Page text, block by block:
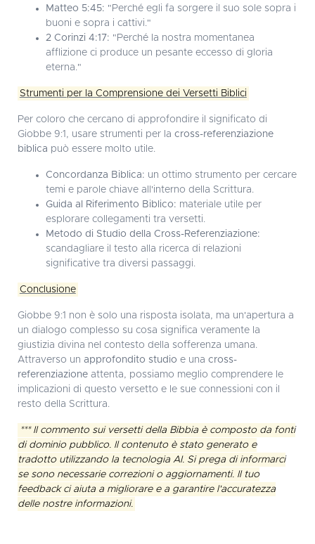
Matteo 5:45: "Perché egli fa sorgere il suo sole sopra i
buoni e sopra i cattivi."
2 Corinzi 4:17: "Perché la nostra momentanea
afflizione ci produce un pesante eccesso di gloria
eterna."
Strumenti per la Comprensione dei Versetti Biblici
Per coloro che cercano di approfondire il significato di
Giobbe 9:1, usare strumenti per la cross-referenziazione
biblica può essere molto utile.
Concordanza Biblica: un ottimo strumento per cercare
temi e parole chiave all'interno della Scrittura.
Guida al Riferimento Biblico: materiale utile per
esplorare collegamenti tra versetti.
Metodo di Studio della Cross-Referenziazione:
scandagliare il testo alla ricerca di relazioni
significative tra diversi passaggi.
Conclusione
Giobbe 9:1 non è solo una risposta isolata, ma un'apertura a
un dialogo complesso su cosa significa veramente la
giustizia divina nel contesto della sofferenza umana.
Attraverso un approfondito studio e una cross-
referenziazione attenta, possiamo meglio comprendere le
implicazioni di questo versetto e le sue connessioni con il
resto della Scrittura.
*** Il commento sui versetti della Bibbia è composto da fonti
di dominio pubblico. Il contenuto è stato generato e
tradotto utilizzando la tecnologia AI. Si prega di informarci
se sono necessarie correzioni o aggiornamenti. Il tuo
feedback ci aiuta a migliorare e a garantire l'accuratezza
delle nostre informazioni.